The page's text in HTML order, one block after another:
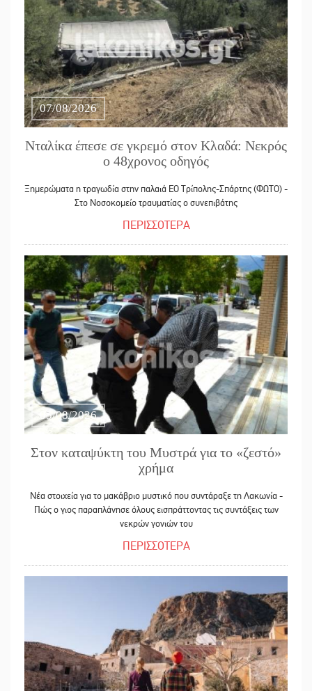
07/08/2026
Νταλίκα έπεσε σε γκρεμό στον Κλαδά: Νεκρός
ο 48χρονος οδηγός
Ξημερώματα η τραγωδία στην παλαιά ΕΟ Τρίπολης-Σπάρτης (ΦΩΤΟ) -
Στο Νοσοκομείο τραυματίας ο συνεπιβάτης
ΠΕΡΙΣΣΟΤΕΡΑ
05/08/2026
Στον καταψύκτη του Μυστρά για το «ζεστό»
χρήμα
Νέα στοιχεία για το μακάβριο μυστικό που συντάραξε τη Λακωνία -
Πώς ο γιος παραπλάνησε όλους εισπράττοντας τις συντάξεις των
νεκρών γονιών του
ΠΕΡΙΣΣΟΤΕΡΑ